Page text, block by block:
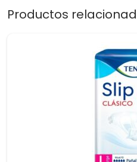
Productos